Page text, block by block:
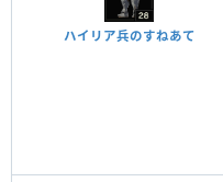
ハイリア兵のすねあて